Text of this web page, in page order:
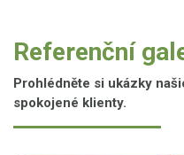
Referenční
Prohlédněte si ukázky
spokojené klienty.